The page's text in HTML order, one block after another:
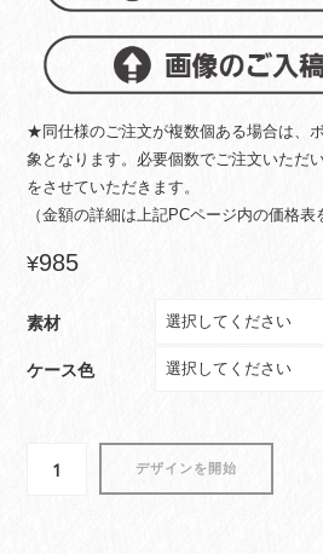
★同仕様のご注文が複数個ある場合は、
象となります。必要個数でご注文いただ
をさせていただきます。
（金額の詳細は上記PCページ内の価格表
¥985
素材
ケース色
デザインを開始